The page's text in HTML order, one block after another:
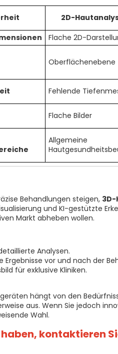
2D-
Flache 2D-
Oberflächenebene
Fehlende
Flache Bilder
Allgemeine
Behandlungen steigen,
und KI-gestützte
Markt abheben wollen.
Analysen.
vor und nach der
für exklusive Kliniken.
hängt von den
aus. Wenn Sie jedoch
Wahl.
kontaktieren